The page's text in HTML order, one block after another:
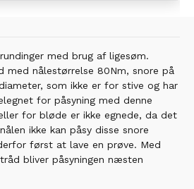
med brug af ligesøm.
med nålestørrelse 80Nm, snore på
som ikke er for stive og har
for påsyning med denne
for bløde er ikke egnede, da det
ikke kan påsy disse snore
først at lave en prøve. Med
bliver påsyningen næsten